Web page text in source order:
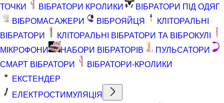
ТОЧКИ
ВІБРАТОРИ КРОЛИКИ
ВІБРАТОРИ ПІД ОДЯГ
ВІБРОМАСАЖЕРИ
ВІБРОЯЙЦЯ
КЛІТОРАЛЬНІ
ВІБРАТОРИ
КЛІТОРАЛЬНІ ВІБРАТОРИ ТА ВІБРОКУЛІ
МІКРОФОНИ
НАБОРИ ВІБРАТОРІВ
ПУЛЬСАТОРИ
СМАРТ ВІБРАТОРИ
ВІБРАТОРИ-КРОЛИКИ
ЕКСТЕНДЕР
ЕЛЕКТРОСТИМУЛЯЦІЯ